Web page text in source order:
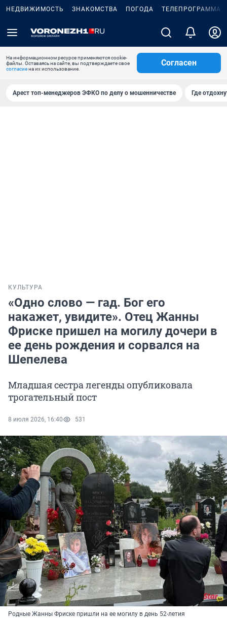
НЕДВИЖИМОСТЬ ЗНАКОМСТВА ПОГОДА ТЕЛЕПРОГРАММА
На информационном ресурсе применяются cookie-
файлы. Оставаясь на сайте, вы подтверждаете свое
согласиена их использование.
Согласен
Арест топ-менеджеров ЭФКО по делу о мошенничестве Где
КУЛЬТУРА
«Одно слово — гад. Бог его
накажет, увидите». Отец Жанны
Фриске пришел на могилу дочери в
ее день рождения и сорвался на
Шепелева
Младшая сестра легенды опубликовала
трогательный пост
8 июля 2026, 16:40 531
Родные Жанны Фриске пришли на ее могилу в день 52-летия